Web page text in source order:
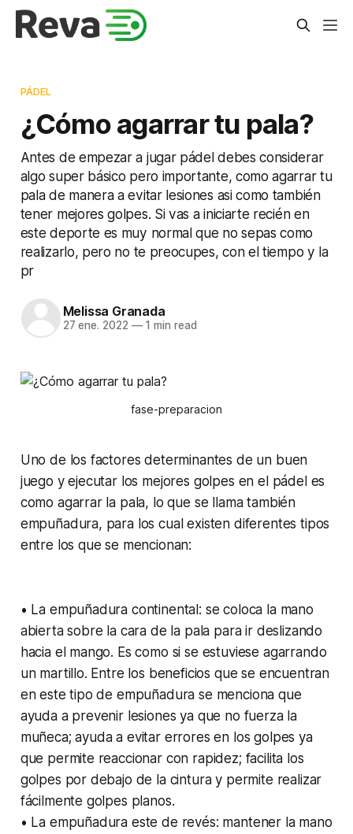
PÁDEL
¿Cómo agarrar tu pala?
Antes de empezar a jugar pádel debes considerar
algo super básico pero importante, como agarrar tu
pala de manera a evitar lesiones asi como también
tener mejores golpes. Si vas a iniciarte recién en
este deporte es muy normal que no sepas como
realizarlo, pero no te preocupes, con el tiempo y la
pr
Melissa Granada
27 ene. 2022 —1 min read
fase-preparacion
Uno de los factores determinantes de un buen
juego y ejecutar los mejores golpes en el pádel es
como agarrar la pala, lo que se llama también
empuñadura, para los cual existen diferentes tipos
entre los que se mencionan:
• La empuñadura continental: se coloca la mano
abierta sobre la cara de la pala para ir deslizando
hacia el mango. Es como si se estuviese agarrando
un martillo. Entre los beneficios que se encuentran
en este tipo de empuñadura se menciona que
ayuda a prevenir lesiones ya que no fuerza la
muñeca; ayuda a evitar errores en los golpes ya
que permite reaccionar con rapidez; facilita los
golpes por debajo de la cintura y permite realizar
fácilmente golpes planos.
• La empuñadura este de revés: mantener la mano